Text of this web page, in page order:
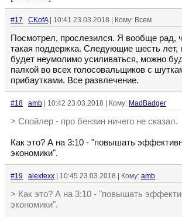
#17 CKofA| 10:41 23.03.2018 | Кому: Всем
Посмотрел, прослезился. Я вообще рад,
такая поддержка. Следующие шесть лет,
будет неумолимо усиливаться, можно
палкой во всех голосовальщиков с
прибаутками. Все развлечение.
#18 amb | 10:42 23.03.2018 | Кому: MadBadger
> Спойлер - про бензин ничего не сказал.
Как это? А на 3:10 - "повышать
экономики".
#19 alextexx | 10:45 23.03.2018 | Кому: amb
> Как это? А на 3:10 - "повышать
экономики".